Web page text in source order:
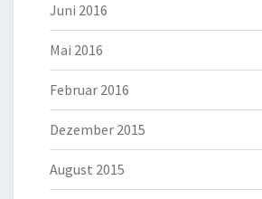
Juni 2016
Mai 2016
Februar 2016
Dezember 2015
August 2015